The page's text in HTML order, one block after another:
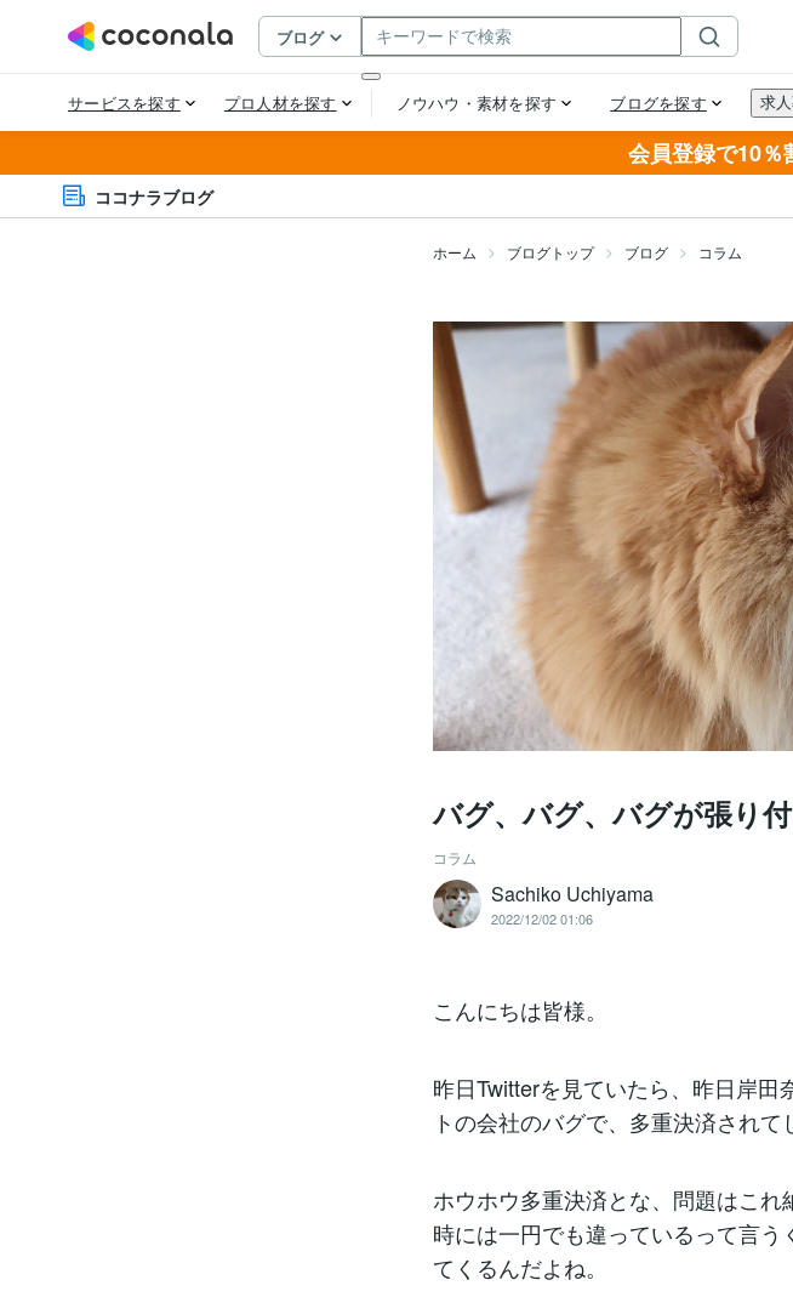
会員登録で10％
ココナラブログ
ホーム ブログトップ ブログ コラム
バグ、バグ、バグが張り付
コラム
Sachiko Uchiyama
2022/12/02 01:06
こんにちは皆様。
昨日Twitterを見ていたら、昨日岸
トの会社のバグで、多重決済されて
ホウホウ多重決済とな、問題はこれ
時には一円でも違っているって言
てくるんだよね。